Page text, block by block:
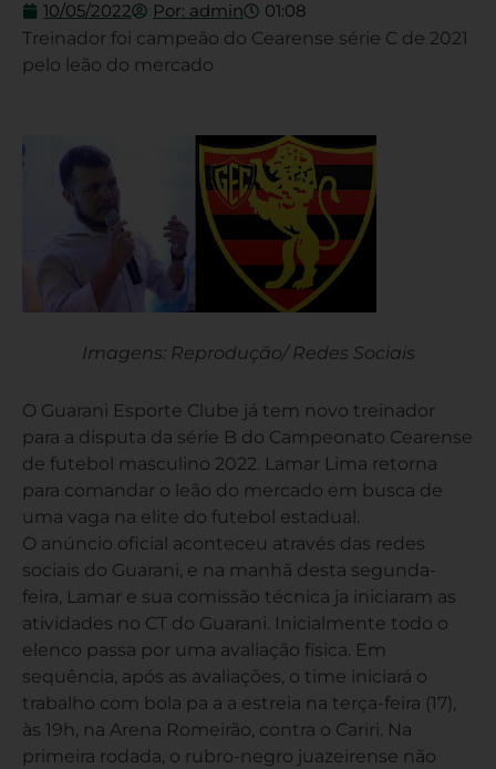
10/05/2022 Por: admin 01:08
Treinador foi campeão do Cearense série C de 2021
pelo leão do mercado
Imagens: Reprodução/ Redes Sociais
O Guarani Esporte Clube já tem novo treinador
para a disputa da série B do Campeonato Cearense
de futebol masculino 2022. Lamar Lima retorna
para comandar o leão do mercado em busca de
uma vaga na elite do futebol estadual.
O anúncio oficial aconteceu através das redes
sociais do Guarani, e na manhã desta segunda-
feira, Lamar e sua comissão técnica ja iniciaram as
atividades no CT do Guarani. Inicialmente todo o
elenco passa por uma avaliação física. Em
sequência, após as avaliações, o time iniciará o
trabalho com bola pa a a estreia na terça-feira (17),
às 19h, na Arena Romeirão, contra o Cariri. Na
primeira rodada, o rubro-negro juazeirense não